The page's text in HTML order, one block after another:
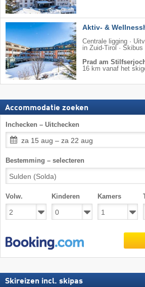
Aktiv- &
Centrale ligging ·
in Zuid-Tirol · Skibus
Prad am
16 km vanaf het
Accommodatie zoeken
Inchecken – Uitchecken
za 15 aug – za 22 aug
Bestemming – selecteren
Volw. Kinderen Kamers
Skireizen incl. skipas